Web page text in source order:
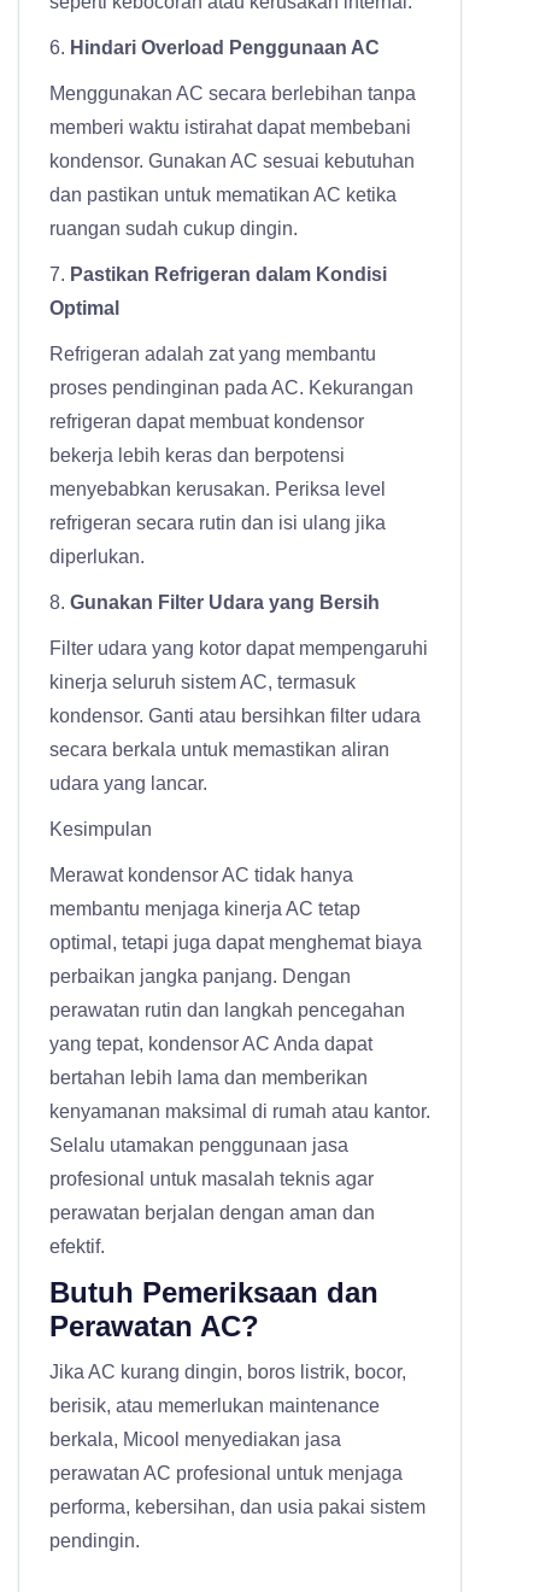
6. Hindari Overload Penggunaan AC
Menggunakan AC secara berlebihan tanpa
memberi waktu istirahat dapat membebani
kondensor. Gunakan AC sesuai kebutuhan
dan pastikan untuk mematikan AC ketika
ruangan sudah cukup dingin.
7. Pastikan Refrigeran dalam Kondisi
Optimal
Refrigeran adalah zat yang membantu
proses pendinginan pada AC. Kekurangan
refrigeran dapat membuat kondensor
bekerja lebih keras dan berpotensi
menyebabkan kerusakan. Periksa level
refrigeran secara rutin dan isi ulang jika
diperlukan.
8. Gunakan Filter Udara yang Bersih
Filter udara yang kotor dapat mempengaruhi
kinerja seluruh sistem AC, termasuk
kondensor. Ganti atau bersihkan filter udara
secara berkala untuk memastikan aliran
udara yang lancar.
Kesimpulan
Merawat kondensor AC tidak hanya
membantu menjaga kinerja AC tetap
optimal, tetapi juga dapat menghemat biaya
perbaikan jangka panjang. Dengan
perawatan rutin dan langkah pencegahan
yang tepat, kondensor AC Anda dapat
bertahan lebih lama dan memberikan
kenyamanan maksimal di rumah atau kantor.
Selalu utamakan penggunaan jasa
profesional untuk masalah teknis agar
perawatan berjalan dengan aman dan
efektif.
Butuh Pemeriksaan dan
Perawatan AC?
Jika AC kurang dingin, boros listrik, bocor,
berisik, atau memerlukan maintenance
berkala, Micool menyediakan jasa
perawatan AC profesional untuk menjaga
performa, kebersihan, dan usia pakai sistem
pendingin.